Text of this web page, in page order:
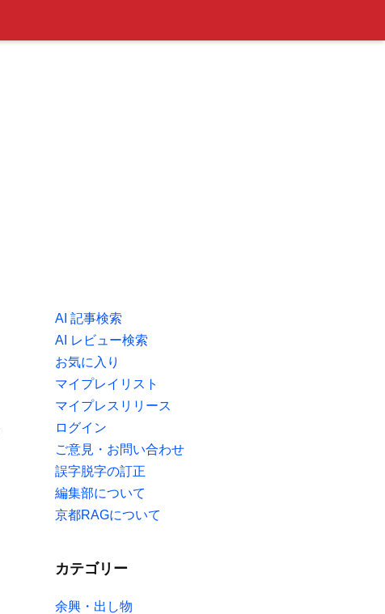
AI 記事検索
AI レビュー検索
お気に入り
マイプレイリスト
マイプレスリリース
ログイン
ご意見・お問い合わせ
誤字脱字の訂正
編集部について
京都RAGについて
カテゴリー
余興・出し物